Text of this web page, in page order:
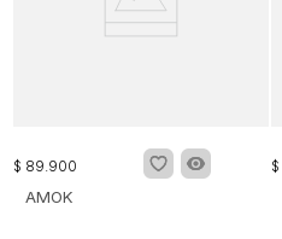
$ 89.900
AMOK
$